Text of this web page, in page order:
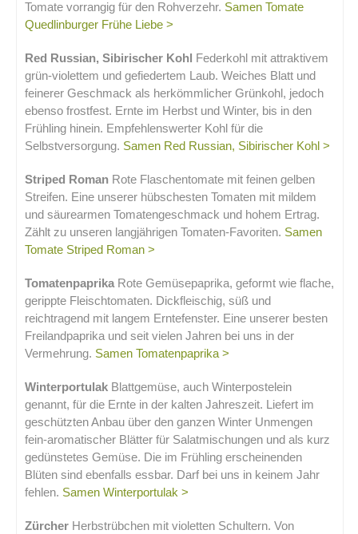
Tomate vorrangig für den Rohverzehr. Samen Tomate
Quedlinburger Frühe Liebe >
Red Russian, Sibirischer Kohl Federkohl mit attraktivem
grün-violettem und gefiedertem Laub. Weiches Blatt und
feinerer Geschmack als herkömmlicher Grünkohl, jedoch
ebenso frostfest. Ernte im Herbst und Winter, bis in den
Frühling hinein. Empfehlenswerter Kohl für die
Selbstversorgung. Samen Red Russian, Sibirischer Kohl >
Striped Roman Rote Flaschentomate mit feinen gelben
Streifen. Eine unserer hübschesten Tomaten mit mildem
und säurearmen Tomatengeschmack und hohem Ertrag.
Zählt zu unseren langjährigen Tomaten-Favoriten. Samen
Tomate Striped Roman >
TomatenpaprikaRote Gemüsepaprika, geformt wie flache,
gerippte Fleischtomaten. Dickfleischig, süß und
reichtragend mit langem Erntefenster. Eine unserer besten
Freilandpaprika und seit vielen Jahren bei uns in der
Vermehrung. Samen Tomatenpaprika >
Winterportulak Blattgemüse, auch Winterpostelein
genannt, für die Ernte in der kalten Jahreszeit. Liefert im
geschützten Anbau über den ganzen Winter Unmengen
fein-aromatischer Blätter für Salatmischungen und als kurz
gedünstetes Gemüse. Die im Frühling erscheinenden
Blüten sind ebenfalls essbar. Darf bei uns in keinem Jahr
fehlen. Samen Winterportulak >
Zürcher Herbstrübchen mit violetten Schultern. Von